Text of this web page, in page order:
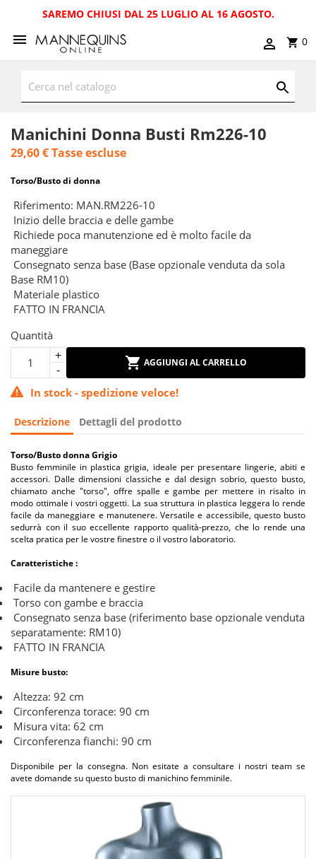
SAREMO CHIUSI DAL 25 LUGLIO AL 16 AGOSTO.
0
Manichini Donna Busti Rm226-10
29,60 €Tasse escluse
Torso/Busto di donna
Riferimento: MAN.RM226-10
Inizio delle braccia e delle gambe
Richiede poca manutenzione ed è molto facile da
maneggiare
Consegnato senza base (Base opzionale venduta da sola
Base RM10)
Materiale plastico
FATTO IN FRANCIA
Quantità
AGGIUNGI AL CARRELLO
In stock - spedizione veloce!
Descrizione Dettagli del prodotto
Torso/Busto donna Grigio
Busto femminile in plastica grigia, ideale per presentare lingerie, abiti e
accessori. Dalle dimensioni classiche e dal design sobrio, questo busto,
chiamato anche "torso", offre spalle e gambe per mettere in risalto in
modo ottimale i vostri oggetti. La sua struttura in plastica leggera lo rende
facile da maneggiare e manutenere. Versatile e accessibile, questo busto
sedurrà con il suo eccellente rapporto qualità-prezzo, che lo rende una
scelta pratica per le vostre finestre o il vostro laboratorio.
Caratteristiche :
Facile da mantenere e gestire
Torso con gambe e braccia
Consegnato senza base (riferimento base opzionale venduta
separatamente: RM10)
FATTO IN FRANCIA
Misure busto:
Altezza: 92 cm
Circonferenza torace: 90 cm
Misura vita: 62 cm
Circonferenza fianchi: 90 cm
Disponibile per la consegna. Non esitate a consultare i nostri team se
avete domande su questo busto di manichino femminile.